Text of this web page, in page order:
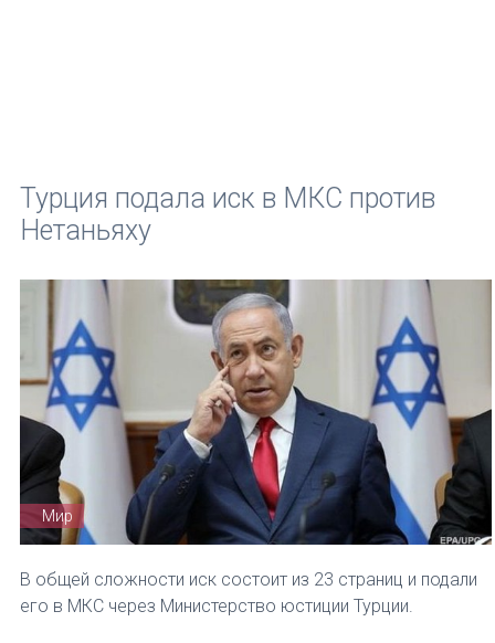
Турция подала иск в МКС против
Нетаньяху
Мир
В общей сложности иск состоит из 23 страниц и подали
его в МКС через Министерство юстиции Турции.